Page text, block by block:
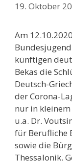
19. Oktober
Am
künftigen
Bekas die
Deutsch-
der Corona-
nur in kleinem
u.a. Dr.
für Berufliche
sowie die
Thessalonik.